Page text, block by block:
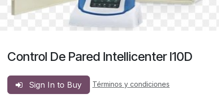
Control De Pared Intellicenter I10D
Sign In to Buy
Términos y condiciones